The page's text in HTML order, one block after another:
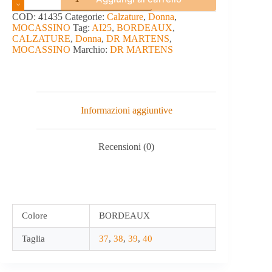
DR
MARTENS
quantità
COD: 41435 Categorie: Calzature, Donna,
MOCASSINO Tag: AI25, BORDEAUX,
CALZATURE, Donna, DR MARTENS,
MOCASSINO Marchio: DR MARTENS
Informazioni aggiuntive
Recensioni (0)
Colore BORDEAUX
Taglia 37, 38, 39, 40